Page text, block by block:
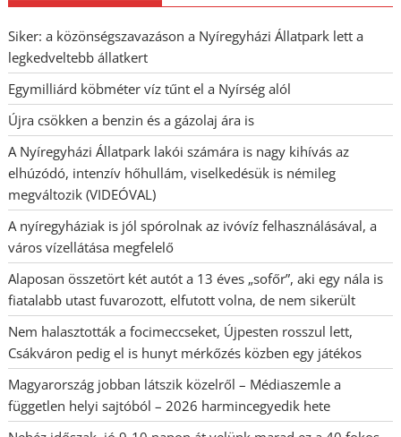
Siker: a közönségszavazáson a Nyíregyházi Állatpark lett a
legkedveltebb állatkert
Egymilliárd köbméter víz tűnt el a Nyírség alól
Újra csökken a benzin és a gázolaj ára is
A Nyíregyházi Állatpark lakói számára is nagy kihívás az
elhúzódó, intenzív hőhullám, viselkedésük is némileg
megváltozik (VIDEÓVAL)
A nyíregyháziak is jól spórolnak az ivóvíz felhasználásával, a
város vízellátása megfelelő
Alaposan összetört két autót a 13 éves „sofőr”, aki egy nála is
fiatalabb utast fuvarozott, elfutott volna, de nem sikerült
Nem halasztották a focimeccseket, Újpesten rosszul lett,
Csákváron pedig el is hunyt mérkőzés közben egy játékos
Magyarország jobban látszik közelről – Médiaszemle a
független helyi sajtóból – 2026 harmincegyedik hete